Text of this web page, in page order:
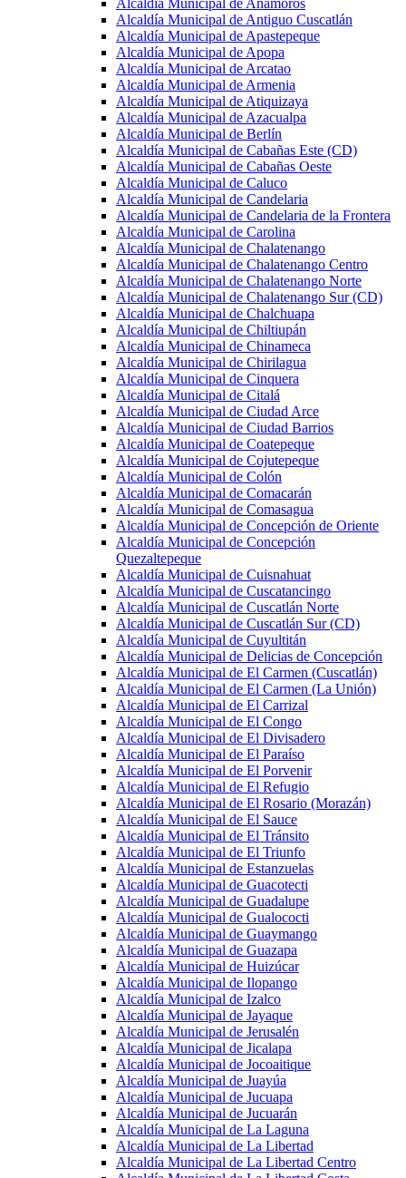
Alcaldía Municipal de Anamorós
Alcaldía Municipal de Antiguo Cuscatlán
Alcaldía Municipal de Apastepeque
Alcaldía Municipal de Apopa
Alcaldía Municipal de Arcatao
Alcaldía Municipal de Armenia
Alcaldía Municipal de Atiquizaya
Alcaldía Municipal de Azacualpa
Alcaldía Municipal de Berlín
Alcaldía Municipal de Cabañas Este (CD)
Alcaldía Municipal de Cabañas Oeste
Alcaldía Municipal de Caluco
Alcaldía Municipal de Candelaria
Alcaldía Municipal de Candelaria de la Frontera
Alcaldía Municipal de Carolina
Alcaldía Municipal de Chalatenango
Alcaldía Municipal de Chalatenango Centro
Alcaldía Municipal de Chalatenango Norte
Alcaldía Municipal de Chalatenango Sur (CD)
Alcaldía Municipal de Chalchuapa
Alcaldía Municipal de Chiltiupán
Alcaldía Municipal de Chinameca
Alcaldía Municipal de Chirilagua
Alcaldía Municipal de Cinquera
Alcaldía Municipal de Citalá
Alcaldía Municipal de Ciudad Arce
Alcaldía Municipal de Ciudad Barrios
Alcaldía Municipal de Coatepeque
Alcaldía Municipal de Cojutepeque
Alcaldía Municipal de Colón
Alcaldía Municipal de Comacarán
Alcaldía Municipal de Comasagua
Alcaldía Municipal de Concepción de Oriente
Alcaldía Municipal de Concepción
Quezaltepeque
Alcaldía Municipal de Cuisnahuat
Alcaldía Municipal de Cuscatancingo
Alcaldía Municipal de Cuscatlán Norte
Alcaldía Municipal de Cuscatlán Sur (CD)
Alcaldía Municipal de Cuyultitán
Alcaldía Municipal de Delicias de Concepción
Alcaldía Municipal de El Carmen (Cuscatlán)
Alcaldía Municipal de El Carmen (La Unión)
Alcaldía Municipal de El Carrizal
Alcaldía Municipal de El Congo
Alcaldía Municipal de El Divisadero
Alcaldía Municipal de El Paraíso
Alcaldía Municipal de El Porvenir
Alcaldía Municipal de El Refugio
Alcaldía Municipal de El Rosario (Morazán)
Alcaldía Municipal de El Sauce
Alcaldía Municipal de El Tránsito
Alcaldía Municipal de El Triunfo
Alcaldía Municipal de Estanzuelas
Alcaldía Municipal de Guacotecti
Alcaldía Municipal de Guadalupe
Alcaldía Municipal de Gualococti
Alcaldía Municipal de Guaymango
Alcaldía Municipal de Guazapa
Alcaldía Municipal de Huizúcar
Alcaldía Municipal de Ilopango
Alcaldía Municipal de Izalco
Alcaldía Municipal de Jayaque
Alcaldía Municipal de Jerusalén
Alcaldía Municipal de Jicalapa
Alcaldía Municipal de Jocoaitique
Alcaldía Municipal de Juayúa
Alcaldía Municipal de Jucuapa
Alcaldía Municipal de Jucuarán
Alcaldía Municipal de La Laguna
Alcaldía Municipal de La Libertad
Alcaldía Municipal de La Libertad Centro